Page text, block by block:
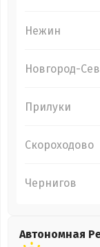
Нежин
Новгород-
Прилуки
Скороходово
Чернигов
Автономная